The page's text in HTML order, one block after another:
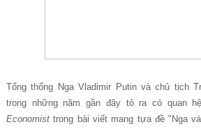
Tổng thống Nga Vladimir Putin và chủ tịch
trong những năm gần đây tỏ ra có quan
Economisttrong bài viết mang tựa đề "Nga